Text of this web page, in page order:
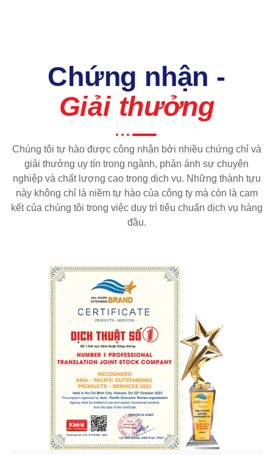
Chứng nhận -
Giải thưởng
Chúng tôi tự hào được công nhận bởi nhiều chứng chỉ và
giải thưởng uy tín trong ngành, phản ánh sự chuyên
nghiệp và chất lượng cao trong dịch vụ. Những thành tựu
này không chỉ là niềm tự hào của công ty mà còn là cam
kết của chúng tôi trong việc duy trì tiêu chuẩn dịch vụ hàng
đầu.